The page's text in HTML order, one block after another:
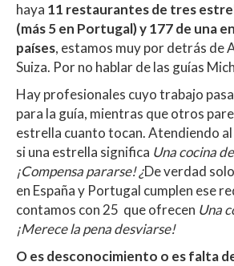
haya 11 restaurantes de tres
(más 5 en Portugal) y 177 de una
países, estamos muy por detrás de
Suiza. Por no hablar de las guías
Hay profesionales cuyo trabajo
para la guía, mientras que otros
estrella cuanto tocan. Atendiendo al
si una estrella significa Una cocina
¡Compensa pararse! ¿De verdad
en España y Portugal cumplen ese
contamos con 25 que ofrecen Una
¡Merece la pena desviarse!
O es desconocimiento o es falta